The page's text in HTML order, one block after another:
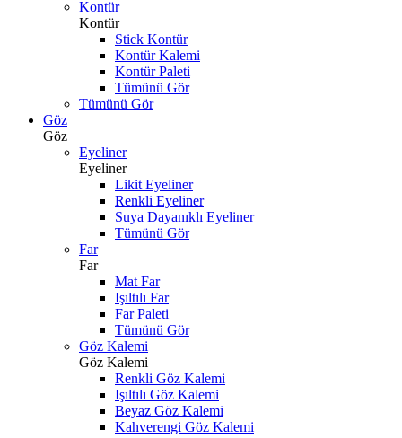
Kontür
Kontür
Stick Kontür
Kontür Kalemi
Kontür Paleti
Tümünü Gör
Tümünü Gör
Göz
Göz
Eyeliner
Eyeliner
Likit Eyeliner
Renkli Eyeliner
Suya Dayanıklı Eyeliner
Tümünü Gör
Far
Far
Mat Far
Işıltılı Far
Far Paleti
Tümünü Gör
Göz Kalemi
Göz Kalemi
Renkli Göz Kalemi
Işıltılı Göz Kalemi
Beyaz Göz Kalemi
Kahverengi Göz Kalemi